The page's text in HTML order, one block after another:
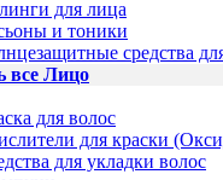
для лица
и тоники
средства
все Лицо
для волос
для краски
для укладки волос